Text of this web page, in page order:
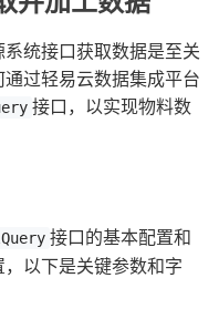
统接口获取数据是至关
过轻易云数据集成平台
接口，以实现物料数
接口的基本配置和
以下是关键参数和字